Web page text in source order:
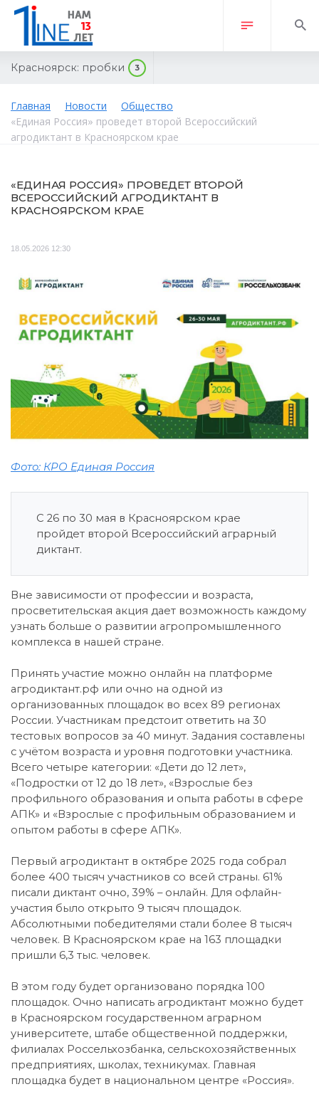
Красноярск: пробки 3
Главная Новости
Общество
«Единая Россия» проведет второй Всероссийский
агродиктант в Красноярском крае
«ЕДИНАЯ РОССИЯ» ПРОВЕДЕТ ВТОРОЙ
ВСЕРОССИЙСКИЙ АГРОДИКТАНТ В
КРАСНОЯРСКОМ КРАЕ
18.05.2026 12:30
Фото: КРО Единая Россия
С 26 по 30 мая в Красноярском крае
пройдет второй Всероссийский аграрный
диктант.
Вне зависимости от профессии и возраста,
просветительская акция дает возможность каждому
узнать больше о развитии агропромышленного
комплекса в нашей стране.
Принять участие можно онлайн на платформе
агродиктант.рф или очно на одной из
организованных площадок во всех 89 регионах
России. Участникам предстоит ответить на 30
тестовых вопросов за 40 минут. Задания составлены
с учётом возраста и уровня подготовки участника.
Всего четыре категории: «Дети до 12 лет»,
«Подростки от 12 до 18 лет», «Взрослые без
профильного образования и опыта работы в сфере
АПК» и «Взрослые с профильным образованием и
опытом работы в сфере АПК».
Первый агродиктант в октябре 2025 года собрал
более 400 тысяч участников со всей страны. 61%
писали диктант очно, 39% – онлайн. Для офлайн-
участия было открыто 9 тысяч площадок.
Абсолютными победителями стали более 8 тысяч
человек. В Красноярском крае на 163 площадки
пришли 6,3 тыс. человек.
В этом году будет организовано порядка 100
площадок. Очно написать агродиктант можно будет
в Красноярском государственном аграрном
университете, штабе общественной поддержки,
филиалах Россельхозбанка, сельскохозяйственных
предприятиях, школах, техникумах. Главная
площадка будет в национальном центре «Россия».